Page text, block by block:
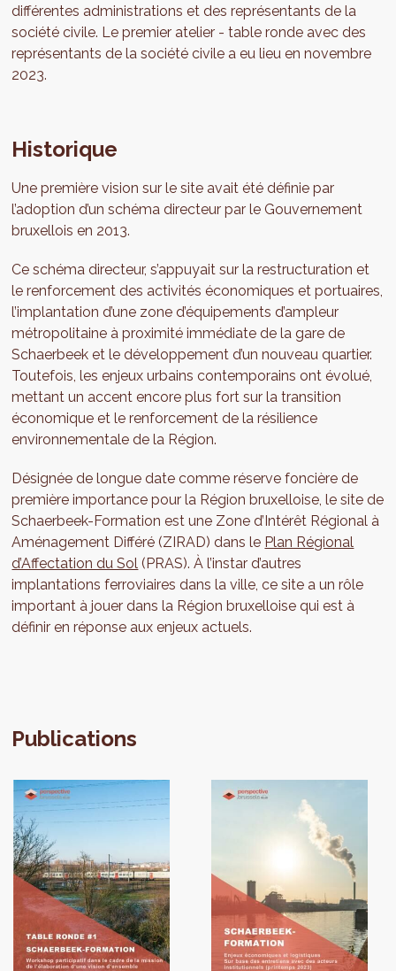
différentes administrations et des représentants de la
société civile. Le premier atelier - table ronde avec des
représentants de la société civile a eu lieu en novembre
2023.
Historique
Une première vision sur le site avait été définie par
l’adoption d’un schéma directeur par le Gouvernement
bruxellois en 2013.
Ce schéma directeur, s’appuyait sur la restructuration et
le renforcement des activités économiques et portuaires,
l’implantation d’une zone d’équipements d’ampleur
métropolitaine à proximité immédiate de la gare de
Schaerbeek et le développement d’un nouveau quartier.
Toutefois, les enjeux urbains contemporains ont évolué,
mettant un accent encore plus fort sur la transition
économique et le renforcement de la résilience
environnementale de la Région.
Désignée de longue date comme réserve foncière de
première importance pour la Région bruxelloise, le site de
Schaerbeek-Formation est une Zone d’Intérêt Régional à
Aménagement Différé (ZIRAD) dans le Plan Régional
d’Affectation du Sol (PRAS). À l’instar d’autres
implantations ferroviaires dans la ville, ce site a un rôle
important à jouer dans la Région bruxelloise qui est à
définir en réponse aux enjeux actuels.
Publications